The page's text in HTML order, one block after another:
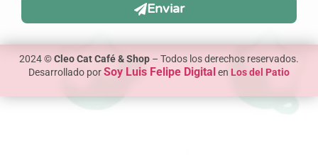
Enviar
2024 ©Cleo Cat Café & Shop – Todos los derechos reservados.
Desarrollado porSoy Luis Felipe Digitalen Los del Patio